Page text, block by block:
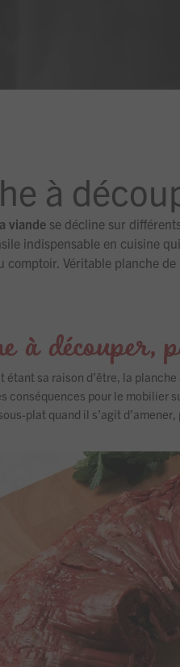
à
viande se décline sur
indispensable en cuisine
comptoir. Véritable planche
à
étant sa raison d’être, la
conséquences pour le mobilier
plat quand il s’agit